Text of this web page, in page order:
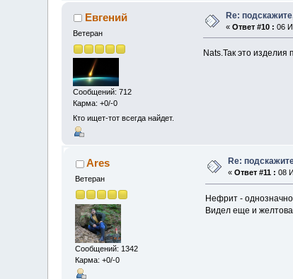
Евгений
Ветеран
Сообщений: 712
Карма: +0/-0
Кто ищет-тот всегда найдет.
Re:
«Ответ #10 : 06
Nats.Так это изделия
Ares
Ветеран
Сообщений: 1342
Карма: +0/-0
Re:
«Ответ #11 : 08
Нефрит -
Видел еще и